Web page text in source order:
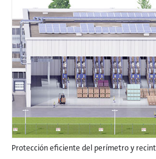
Protección eficiente del perímetro y